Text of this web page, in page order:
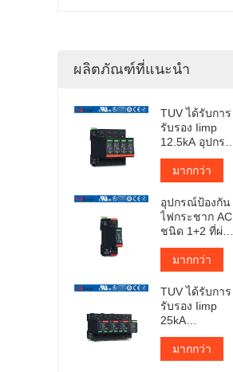
ผลิตภัณฑ์ที่แนะนำ
TUV ได้รับการ
รับรอง Iimp
12.5kA อุปกรณ์
ป้องกันไฟ
กระชากแบบ
เสียบปลั๊ก
มากกว่า
อุปกรณ์ป้องกัน
ไฟกระชาก AC
ชนิด 1+2 ที่ผ่าน
การรับรองจาก
TUV
มากกว่า
TUV ได้รับการ
รับรอง Iimp
25kA
Pluggable
Surge
Protector
มากกว่า